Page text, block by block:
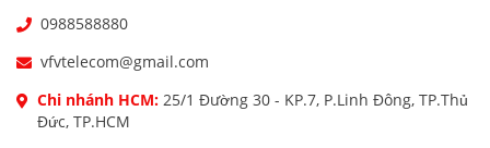
0988588880
vfvtelecom@gmail.com
Chi nhánh HCM: 25/1 Đường 30 - KP.7, P.Linh Đông, TP.Thủ
Đức, TP.HCM